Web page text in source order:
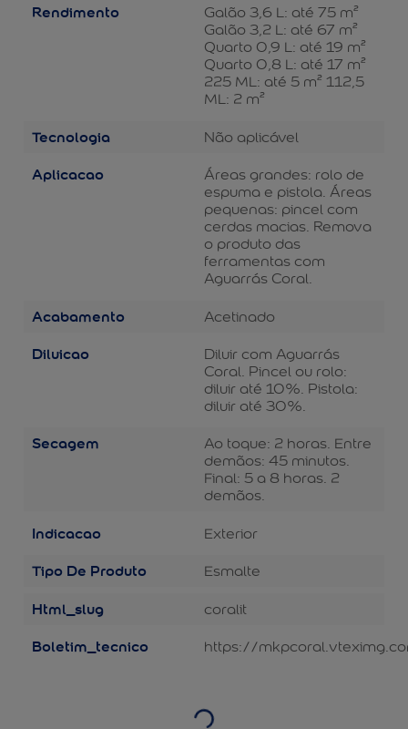
Rendimento
Galão 3,6 L: até 75 m²
Galão 3,2 L: até 67 m²
Quarto 0,9 L: até 19 m²
Quarto 0,8 L: até 17 m²
225 ML: até 5 m² 112,5
ML: 2 m²
Tecnologia Não aplicável
Aplicacao
Áreas grandes: rolo de
espuma e pistola. Áreas
pequenas: pincel com
cerdas macias. Remova
o produto das
ferramentas com
Aguarrás Coral.
Acabamento Acetinado
Diluicao
Diluir com Aguarrás
Coral. Pincel ou rolo:
diluir até 10%. Pistola:
diluir até 30%.
Secagem
Ao toque: 2 horas. Entre
demãos: 45 minutos.
Final: 5 a 8 horas. 2
demãos.
Indicacao Exterior
Tipo De Produto Esmalte
Html_slug coralit
Boletim_tecnico https://